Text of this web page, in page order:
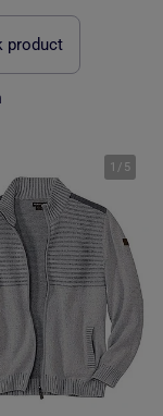
product
1 / 5